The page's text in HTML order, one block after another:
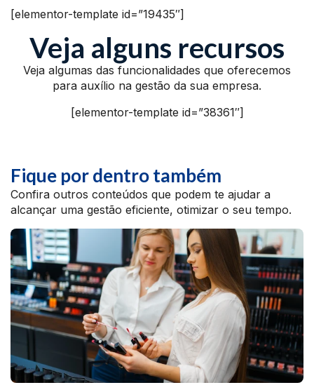
[elementor-template id=”19435″]
Veja alguns recursos
Veja algumas das funcionalidades que oferecemos
para auxílio na gestão da sua empresa.
[elementor-template id=”38361″]
Fique por dentro também
Confira outros conteúdos que podem te ajudar a
alcançar uma gestão eficiente, otimizar o seu tempo.